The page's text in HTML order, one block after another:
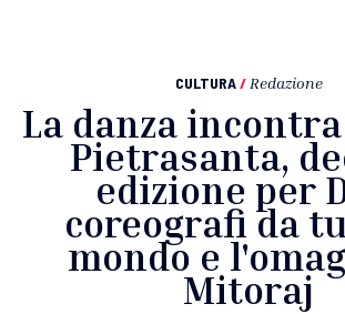
CULTURA / Redazione
La danza
Pietrasanta,
edizione per
coreografi da
mondo e
Mitoraj